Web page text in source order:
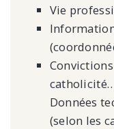
Vie
Données
(selon les